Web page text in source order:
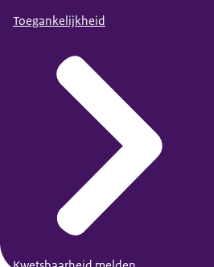
Toegankelijkheid